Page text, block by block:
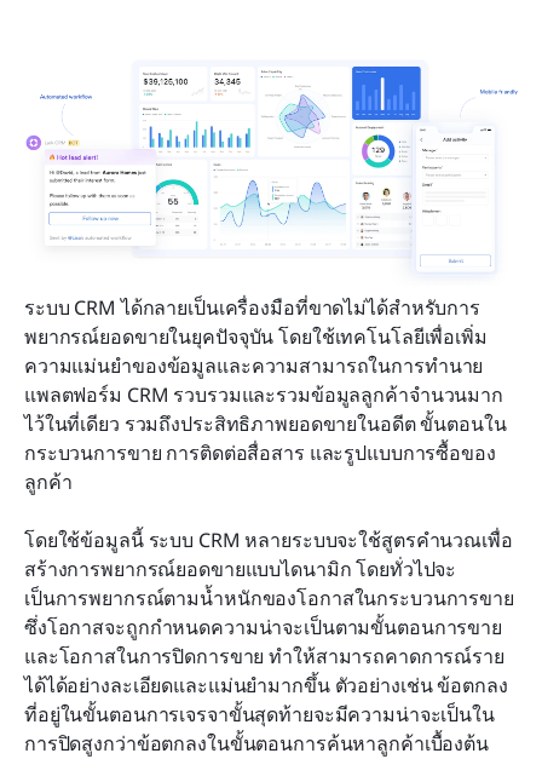
ระบบ CRM ได้กลายเป็นเครื่องมือที่ขาดไม่ได้สำหรับการ
พยากรณ์ยอดขายในยุคปัจจุบัน โดยใช้เทคโนโลยีเพื่อเพิ่ม
ความแม่นยำของข้อมูลและความสามารถในการทำนาย
แพลตฟอร์ม CRM รวบรวมและรวมข้อมูลลูกค้าจำนวนมาก
ไว้ในที่เดียว รวมถึงประสิทธิภาพยอดขายในอดีต ขั้นตอนใน
กระบวนการขาย การติดต่อสื่อสาร และรูปแบบการซื้อของ
ลูกค้า
โดยใช้ข้อมูลนี้ ระบบ CRM หลายระบบจะใช้สูตรคำนวณเพื่อ
สร้างการพยากรณ์ยอดขายแบบไดนามิก โดยทั่วไปจะ
เป็นการพยากรณ์ตามน้ำหนักของโอกาสในกระบวนการขาย
ซึ่งโอกาสจะถูกกำหนดความน่าจะเป็นตามขั้นตอนการขาย
และโอกาสในการปิดการขาย ทำให้สามารถคาดการณ์ราย
ได้ได้อย่างละเอียดและแม่นยำมากขึ้น ตัวอย่างเช่น ข้อตกลง
ที่อยู่ในขั้นตอนการเจรจาขั้นสุดท้ายจะมีความน่าจะเป็นใน
การปิดสูงกว่าข้อตกลงในขั้นตอนการค้นหาลูกค้าเบื้องต้น